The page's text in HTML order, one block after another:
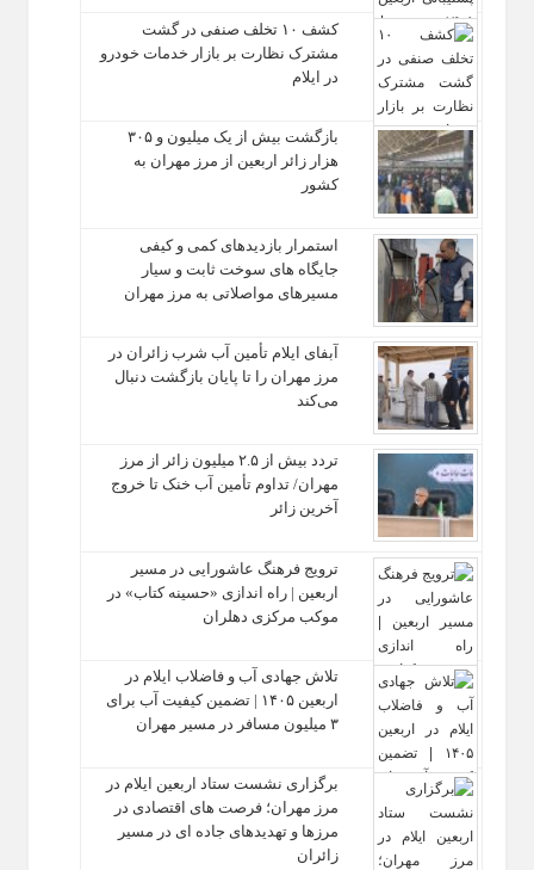
کشف ۱۰ تخلف صنفی در گشت
مشترک نظارت بر بازار خدمات خودرو
در ایلام
بازگشت بیش از یک میلیون و ۳۰۵
هزار زائر اربعین از مرز مهران به
کشور
استمرار بازدیدهای کمی و کیفی
جایگاه‌ های سوخت ثابت و سیار
مسیرهای مواصلاتی به مرز مهران
آبفای ایلام تأمین آب شرب زائران در
مرز مهران را تا پایان بازگشت دنبال
می‌کند
تردد بیش از ۲.۵ میلیون زائر از مرز
مهران/ تداوم تأمین آب خنک تا خروج
آخرین زائر
ترویج فرهنگ عاشورایی در مسیر
اربعین | راه‌ اندازی «حسینه کتاب» در
موکب مرکزی دهلران
تلاش جهادی آب و فاضلاب ایلام در
اربعین ۱۴۰۵ | تضمین کیفیت آب برای
۳ میلیون مسافر در مسیر مهران
برگزاری نشست ستاد اربعین ایلام در
مرز مهران؛ فرصت‌ های اقتصادی در
مرزها و تهدیدهای جاده‌ ای در مسیر
زائران